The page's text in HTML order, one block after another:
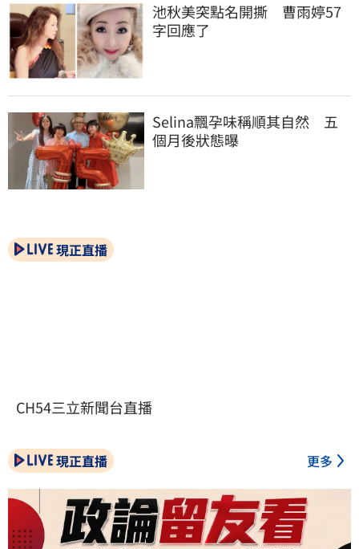
池秋美突點名開撕　曹雨婷57
字回應了
Selina飄孕味稱順其自然　五
個月後狀態曝
現正直播
CH54三立新聞台直播
現正直播 更多